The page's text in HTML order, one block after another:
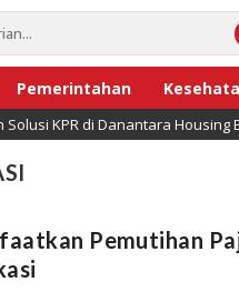
Pemerintahan
KPR di Danantara Housing
Pemutihan